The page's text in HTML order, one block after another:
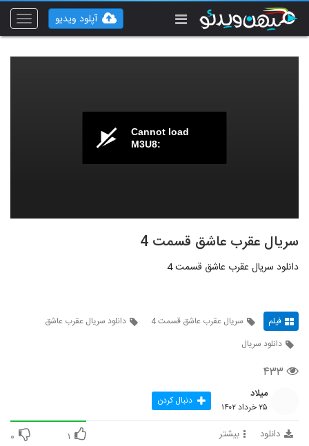
Toggle
آپلود ویدیو
Cannot load
M3U8:
سریال عقرب عاشق قسمت 4
دانلود سریال عقرب عاشق قسمت 4
فیلم سریال عقرب عاشق قسمت 4
دانلود سریال عقرب عاشق
دانلود سریال
۴۳۳
میلاد
۲۵ خرداد ۱۴۰۲ دنبال کردن
دانلود بیشتر ۱ ۰